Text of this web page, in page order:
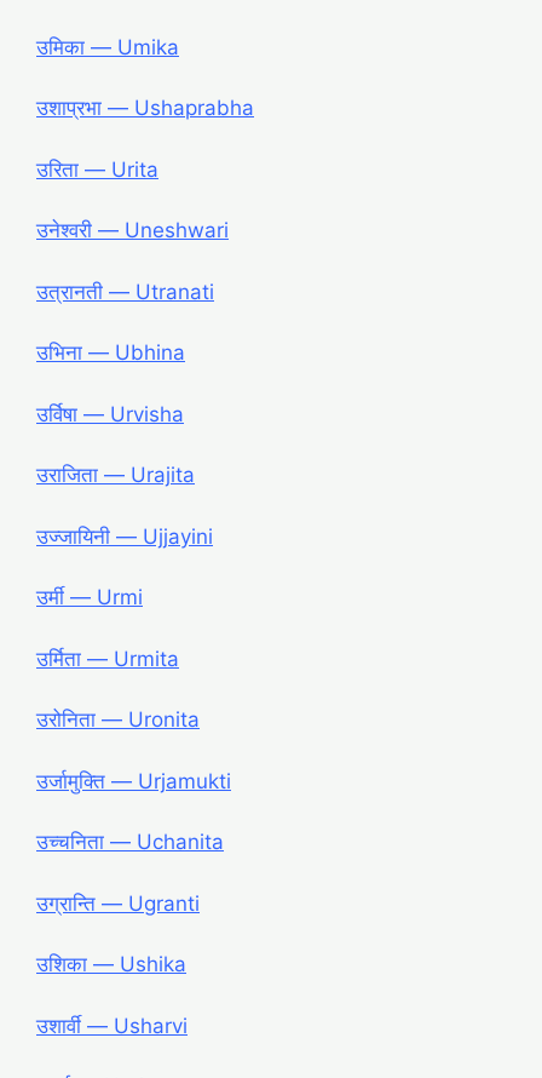
उमिका ― Umika
उशाप्रभा ― Ushaprabha
उरिता ― Urita
उनेश्वरी ― Uneshwari
उत्रानती ― Utranati
उभिना ― Ubhina
उर्विषा ― Urvisha
उराजिता ― Urajita
उज्जायिनी ― Ujjayini
उर्मी ― Urmi
उर्मिता ― Urmita
उरोनिता ― Uronita
उर्जामुक्ति ― Urjamukti
उच्चनिता ― Uchanita
उग्रान्ति ― Ugranti
उशिका ― Ushika
उशार्वी ― Usharvi